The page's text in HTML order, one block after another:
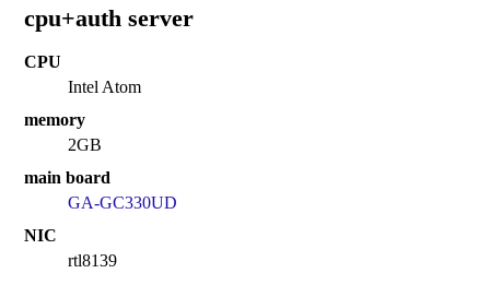
cpu+auth server
CPU
Intel Atom
memory
2GB
main board
GA-GC330UD
NIC
rtl8139